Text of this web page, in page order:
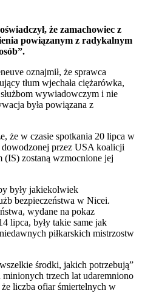
że zamachowiec z
powiązanym z radykalnym
oznajmił, że sprawca
tłum wjechała ciężarówka,
wywiadowczym i nie
była powiązana z
że w czasie spotkania 20 lipca w
przez USA koalicji
(IS) zostaną wzmocnione jej
były jakiekolwiek
bezpieczeństwa w Nicei.
wydane na pokaz
lipca, były takie same jak
piłkarskich mistrzostw
środki, jakich potrzebują”
trzech lat udaremniono
liczba ofiar śmiertelnych w